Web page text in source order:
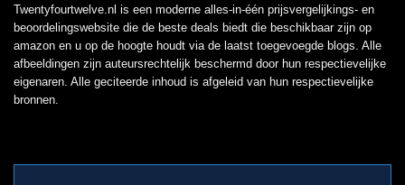
Twentyfourtwelve.nl is een moderne alles-in-één prijsvergelijkings- en
beoordelingswebsite die de beste deals biedt die beschikbaar zijn op
amazon en u op de hoogte houdt via de laatst toegevoegde blogs. Alle
afbeeldingen zijn auteursrechtelijk beschermd door hun respectievelijke
eigenaren. Alle geciteerde inhoud is afgeleid van hun respectievelijke
bronnen.